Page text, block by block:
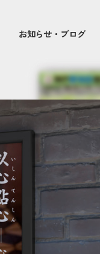
お知らせ・ブログ